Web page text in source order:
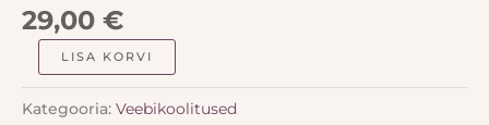
29,00 €
LISA KORVI
Kategooria: Veebikoolitused